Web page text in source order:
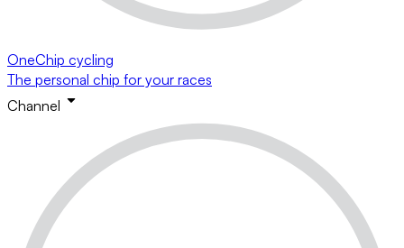
OneChip cycling
The personal chip for your races
Channel